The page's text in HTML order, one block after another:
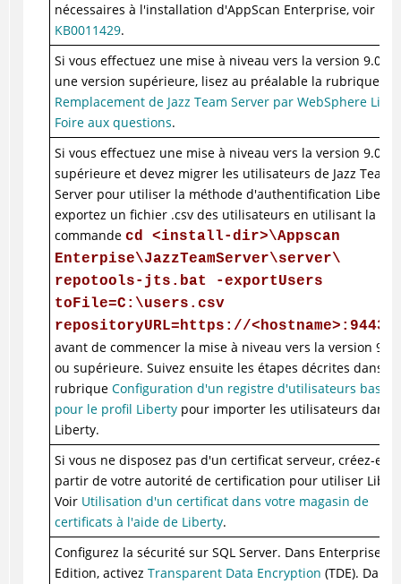
nécessaires à l'installation d'AppScan Enterprise, voir
KB0011429.
Si vous effectuez une mise à niveau vers la version 9.0.1
une version supérieure, lisez au préalable la rubrique
Remplacement de Jazz Team Server par WebSphere
Foire aux questions.
Si vous effectuez une mise à niveau vers la version 9.0.1
supérieure et devez migrer les utilisateurs de Jazz Team
Server pour utiliser la méthode d'authentification Liberty,
exportez un fichier .csv des utilisateurs en utilisant la
commande cd <install-dir>\Appscan
Enterpise\JazzTeamServer\server\
repotools-jts.bat -exportUsers
toFile=C:\users.csv
repositoryURL=https://
avant de commencer la mise à niveau vers la version
ou supérieure. Suivez ensuite les étapes décrites dans la
rubrique Configuration d'un registre d'utilisateurs
pour le profil Libertypour importer les utilisateurs dans
Liberty.
Si vous ne disposez pas d'un certificat serveur, créez-en
partir de votre autorité de certification pour utiliser
Voir Utilisation d'un certificat dans votre magasin de
certificats à l'aide de Liberty.
Configurez la sécurité sur SQL Server. Dans Enterprise
Edition, activez Transparent Data Encryption (TDE). Dans